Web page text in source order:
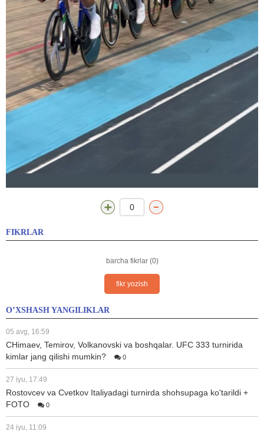
0
FIKRLAR
barcha fikrlar (0)
fikr yozish
O’XSHASH YANGILIKLAR
05 avg, 16:59
CHimaev, Temirov, Volkanovski va boshqalar. UFC 333 turnirida
kimlar jang qilishi mumkin?
0
27 iyu, 17:49
Rostovcev va Cvetkov Italiyadagi turnirda shohsupaga ko'tarildi +
FOTO
0
24 iyu, 11:09